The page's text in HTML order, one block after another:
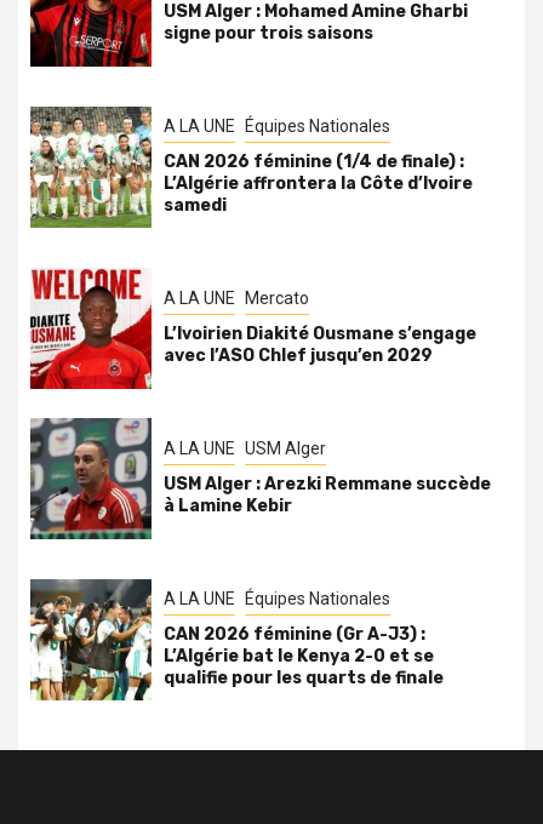
USM Alger : Mohamed Amine Gharbi
signe pour trois saisons
A LA UNE Équipes Nationales
CAN 2026 féminine (1/4 de finale) :
L’Algérie affrontera la Côte d’Ivoire
samedi
A LA UNE Mercato
L’Ivoirien Diakité Ousmane s’engage
avec l’ASO Chlef jusqu’en 2029
A LA UNE USM Alger
USM Alger : Arezki Remmane succède
à Lamine Kebir
A LA UNE Équipes Nationales
CAN 2026 féminine (Gr A-J3) :
L’Algérie bat le Kenya 2-0 et se
qualifie pour les quarts de finale